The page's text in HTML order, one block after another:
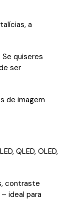
a
Se quiseres
ser
de imagem
QLED, OLED,
contraste
ideal para